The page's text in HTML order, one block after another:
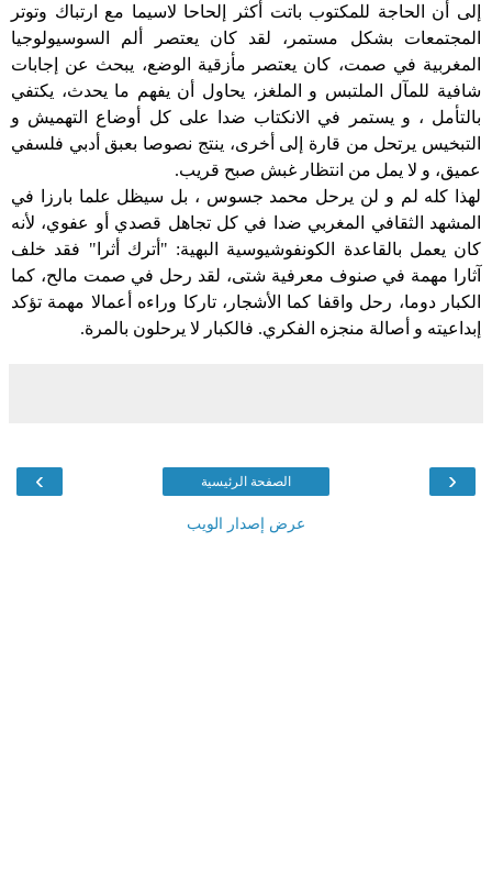
إلى
أن الحاجة للمكتوب باتت أكثر إلحاحا لاسيما مع ارتباك وتوتر
المجتمعات
بشكل مستمر، لقد كان يعتصر ألم
السوسيولوجيا
المغربية في صمت، كان يعتصر مأزقية الوضع، يبحث عن
إجابات
شافية للمآل الملتبس و الملغز، يحاول أن يفهم ما يحدث، يكتفي
بالتأمل ، و يستمر في الانكتاب ضدا على كل أوضاع التهميش و
التبخيس يرتحل من قارة إلى أخرى، ينتج نصوصا بعبق أدبي فلسفي
عميق، و لا يمل من انتظار غبش صبح قريب.
لهذا
كله لم و لن يرحل محمد جسوس ، بل سيظل علما بارزا
في
المشهد
الثقافي المغربي ضدا في كل تجاهل قصدي أو عفوي، لأنه
كان يعمل بالقاعدة الكونفوشيوسية البهية: "أترك أثرا" فقد خلف
آثارا
مهمة في صنوف معرفية شتى، لقد رحل في صمت مالح، كما
الكبار
دوما، رحل واقفا كما الأشجار، تاركا وراءه أعمالا مهمة تؤكد
إبداعيته و أصالة منجزه الفكري. فالكبار لا يرحلون بالمرة.
‹
› الصفحة الرئيسية
عرض إصدار الويب